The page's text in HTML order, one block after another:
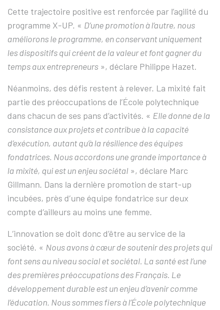
Cette trajectoire positive est renforcée par l’agilité du
programme X-UP. « D’une promotion à l’autre, nous
améliorons le programme, en conservant uniquement
les dispositifs qui créent de la valeur et font gagner du
temps aux entrepreneurs », déclare Philippe Hazet.
Néanmoins, des défis restent à relever. La mixité fait
partie des préoccupations de l’École polytechnique
dans chacun de ses pans d’activités. « Elle donne de la
consistance aux projets et contribue à la capacité
d’exécution, autant qu’à la résilience des équipes
fondatrices. Nous accordons une grande importance à
la mixité, qui est un enjeu sociétal », déclare Marc
Gillmann. Dans la dernière promotion de start-up
incubées, près d’une équipe fondatrice sur deux
compte d’ailleurs au moins une femme.
L’innovation se doit donc d’être au service de la
société. « Nous avons à cœur de soutenir des projets qui
font sens au niveau social et sociétal. La santé est l’une
des premières préoccupations des Français. Le
développement durable est un enjeu d’avenir comme
l’éducation. Nous sommes fiers à l’École polytechnique